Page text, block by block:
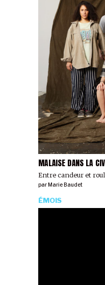
MALAISE DANS LA
Entre candeur et
par Marie Baudet
ÉMOIS